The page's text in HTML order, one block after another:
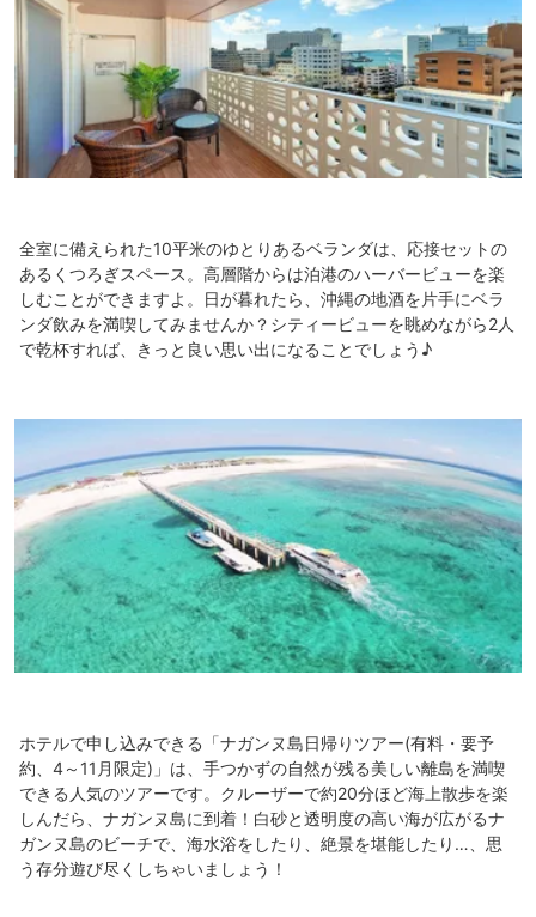
全室に備えられた10平米のゆとりあるベランダは、応接セットの
あるくつろぎスペース。高層階からは泊港のハーバービューを楽
しむことができますよ。日が暮れたら、沖縄の地酒を片手にベラ
ンダ飲みを満喫してみませんか？シティービューを眺めながら2人
で乾杯すれば、きっと良い思い出になることでしょう♪
ホテルで申し込みできる「ナガンヌ島日帰りツアー(有料・要予
約、4～11月限定)」は、手つかずの自然が残る美しい離島を満喫
できる人気のツアーです。クルーザーで約20分ほど海上散歩を楽
しんだら、ナガンヌ島に到着！白砂と透明度の高い海が広がるナ
ガンヌ島のビーチで、海水浴をしたり、絶景を堪能したり…、思
う存分遊び尽くしちゃいましょう！